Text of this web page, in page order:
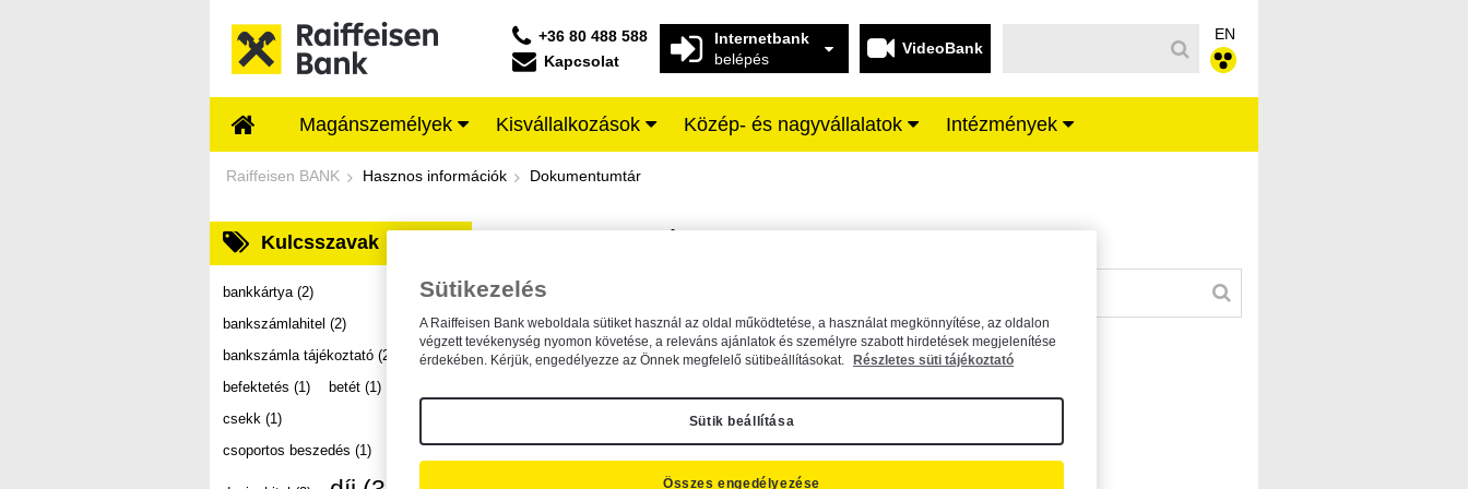
+36 80 488 588
Kapcsolat
Internetbank
belépés
VideoBank
EN
Magánszemélyek Kisvállalkozások Közép- és nagyvállalatok Intézmények
Dokumentumtár - Raiffeisen BANK
Raiffeisen BANK Hasznos információk Dokumentumtár
Kulcsszavak
bankkártya (2)
bankszámlahitel (2)
bankszámla tájékoztató (2)
befektetés (1) betét (1)
csekk (1)
csoportos beszedés (1)
A dokumentum kereséséhez kérjük, írja be a keresőszót a mezőbe.
Sütikezelés
A Raiffeisen Bank weboldala sütiket használ az oldal működtetése, a használat megkönnyítése, az oldalon
végzett tevékenység nyomon követése, a releváns ajánlatok és személyre szabott hirdetések megjelenítése
érdekében. Kérjük, engedélyezze az Önnek megfelelő sütibeállításokat.
Részletes süti tájékoztató
Sütik beállítása
Összes engedélyezése